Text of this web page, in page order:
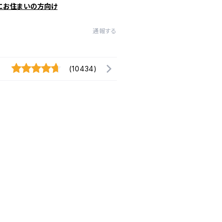
お住まいの方向け
通報する
(10434)